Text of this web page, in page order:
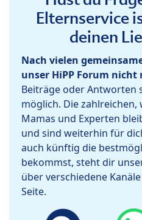
Elternservice
deinen
Nach vielen
unser HiPP Forum nicht
Beiträge oder Antworten
möglich. Die
Mamas und Experten
und sind weiterhin für
auch künftig die
bekommst, steht dir
über verschiedene
Seite.